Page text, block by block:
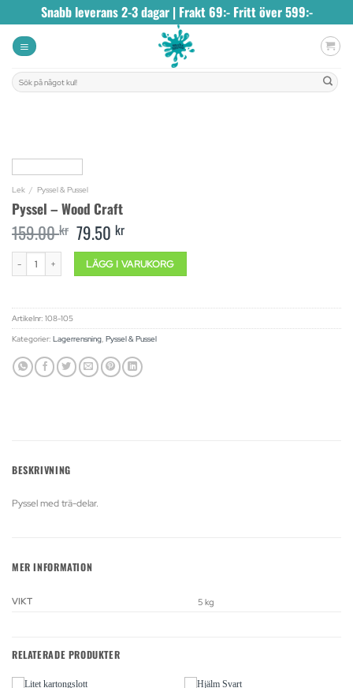
to
content
Snabb leverans 2-3 dagar | Frakt 69:- Fritt över 599:-
Sök
efter:
Lek / Pyssel & Pussel
Pyssel – Wood Craft
159.00kr Original
price
was:
159.00 kr.
79.50krCurrent
is:
79.50 kr.
Pyssel - Wood Craft mängdLÄGG I VARUKORG
Artikelnr: 108-105
Kategorier: Lagerrensning, Pyssel & Pussel
BESKRIVNING
Pyssel med trä-delar.
MER INFORMATION
VIKT 5 kg
RELATERADE PRODUKTER